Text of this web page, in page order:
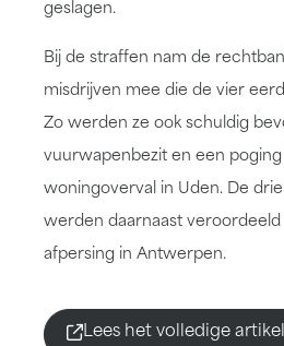
geslagen.
Bij de straffen nam de
misdrijven mee die de vier
Zo werden ze ook schuldig
vuurwapenbezit en een
woningoverval in Uden. De
werden daarnaast
afpersing in Antwerpen.
Lees het volledige artikel